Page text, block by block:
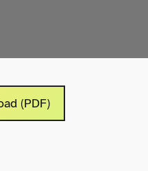
(PDF)